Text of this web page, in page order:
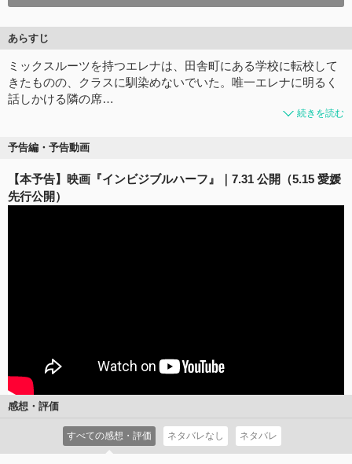
あらすじ
ミックスルーツを持つエレナは、⽥舎町にある学校に転校して
きたものの、クラスに馴染めないでいた。唯⼀エレナに明るく
話しかける隣の席…
続きを読む
予告編・予告動画
【本予告】映画『インビジブルハーフ』｜7.31 公開（5.15 愛媛
先行公開）
感想・評価
すべての感想・評価 ネタバレなし ネタバレ